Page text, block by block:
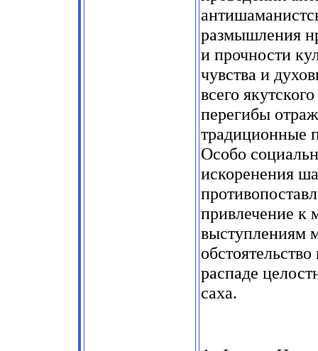
размышления
и прочности
чувства и
всего
перегибы
традиционные
Особо
искоренения
привлечение к
выступлениям
распаде
саха.